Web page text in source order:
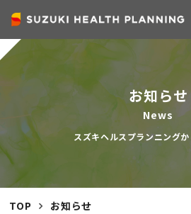
COMPANY
お知らせ
News
スズキヘルスプランニング
TOP お知らせ